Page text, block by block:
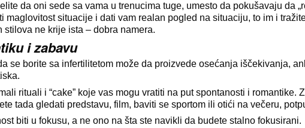
da oni sede sa vama u trenucima tuge, umesto da pokušavaju da
maglovitost situacije i dati vam realan pogled na situaciju, to im i
ne krije ista – dobra namera.
i zabavu
se borite sa infertilitetom može da proizvede osećanja iščekivanja,
rituali i “cake” koje vas mogu vratiti na put spontanosti i romantike.
tada gledati predstavu, film, baviti se sportom ili otići na večeru,
biti u fokusu, a ne ono na šta ste navikli da budete stalno fokusirani.